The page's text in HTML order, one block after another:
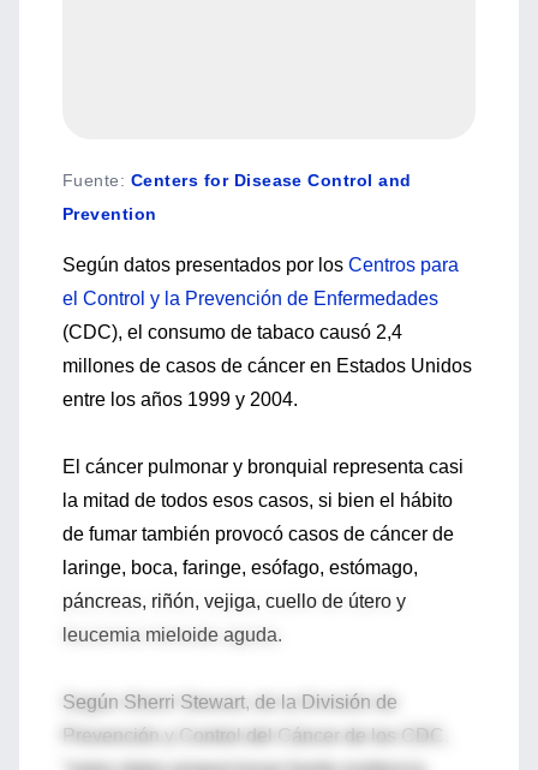
Fuente: Centers for Disease Control and
Prevention
Según datos presentados por los Centros para
el Control y la Prevención de Enfermedades
(CDC), el consumo de tabaco causó 2,4
millones de casos de cáncer en Estados Unidos
entre los años 1999 y 2004.
El cáncer pulmonar y bronquial representa casi
la mitad de todos esos casos, si bien el hábito
de fumar también provocó casos de cáncer de
laringe, boca, faringe, esófago, estómago,
páncreas, riñón, vejiga, cuello de útero y
leucemia mieloide aguda.
Según Sherri Stewart, de la División de
Prevención y Control del Cáncer de los CDC,